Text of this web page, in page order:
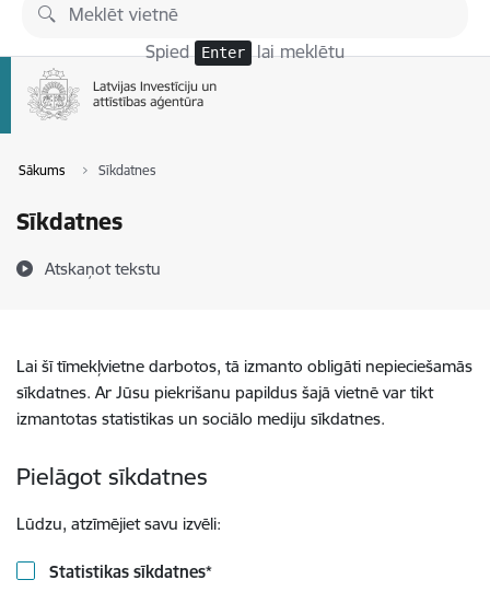
Pāriet uz lapas saturu
Spied Enter lai meklētu
Sākums Sīkdatnes
Sīkdatnes
Atskaņot tekstu
Lai šī tīmekļvietne darbotos, tā izmanto obligāti nepieciešamās
sīkdatnes. Ar Jūsu piekrišanu papildus šajā vietnē var tikt
izmantotas statistikas un sociālo mediju sīkdatnes.
Pielāgot sīkdatnes
Lūdzu, atzīmējiet savu izvēli:
Statistikas sīkdatnes*